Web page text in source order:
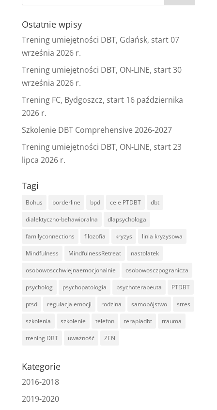
Ostatnie wpisy
Trening umiejętności DBT, Gdańsk, start 07
września 2026 r.
Trening umiejętności DBT, ON-LINE, start 30
września 2026 r.
Trening FC, Bydgoszcz, start 16 października
2026 r.
Szkolenie DBT Comprehensive 2026-2027
Trening umiejętności DBT, ON-LINE, start 23
lipca 2026 r.
Tagi
Bohus borderline bpd cele PTDBT dbt
dialektyczno-behawioralna dlapsychologa
familyconnections filozofia kryzys linia kryzysowa
Mindfulness MindfulnessRetreat nastolatek
osobowoscchwiejnaemocjonalnie osobowosczpogranicza
psycholog psychopatologia psychoterapeuta PTDBT
ptsd regulacja emocji rodzina samobójstwo stres
szkolenia szkolenie telefon terapiadbt trauma
trening DBT uważność ZEN
Kategorie
2016-2018
2019-2020